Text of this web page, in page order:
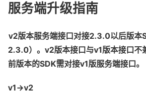
服务端升级指南
v2版本服务端接口对接2.3.0以后版本
2.3.0）。v2版本接口与v1版本接口
前版本的SDK需对接v1版服务端接口。
v1->v2